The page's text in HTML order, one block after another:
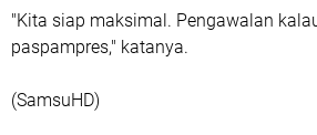
"Kita siap maksimal. Pengawalan
paspampres," katanya.
(SamsuHD)